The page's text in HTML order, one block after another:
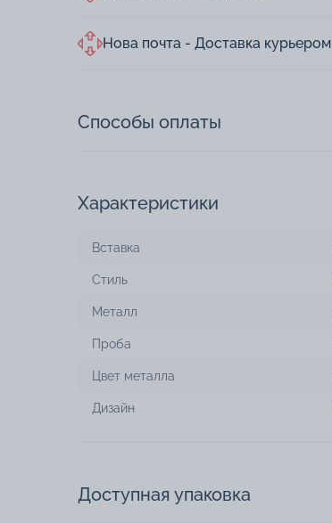
Нова почта - Доставка курьером
Способы оплаты
Характеристики
Вставка
Стиль
Металл
Проба
Цвет металла
Дизайн
Доступная упаковка